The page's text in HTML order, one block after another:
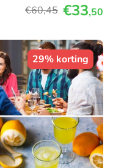
€60,45 €33,50
29% korting